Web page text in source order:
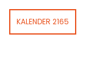
KALENDER 2165